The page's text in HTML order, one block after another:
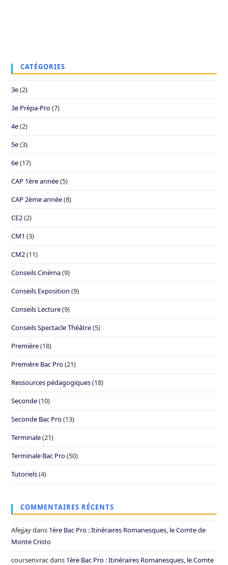
CATÉGORIES
3e(2)
3e Prépa-Pro(7)
4e(2)
5e(3)
6e(17)
CAP 1ère année(5)
CAP 2ème année(8)
CE2(2)
CM1 (3)
CM2(11)
Conseils Cinéma(9)
Conseils Exposition (9)
Conseils Lecture(9)
Conseils Spectacle Théâtre(5)
Première(18)
Première Bac Pro(21)
Ressources pédagogiques(18)
Seconde(10)
Seconde Bac Pro(13)
Terminale(21)
Terminale Bac Pro(50)
Tutoriels(4)
COMMENTAIRES RÉCENTS
Afejjaydans 1ère Bac Pro : Itinéraires Romanesques, le Comte de
Monte Cristo
coursenvracdans 1ère Bac Pro : Itinéraires Romanesques, le Comte